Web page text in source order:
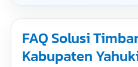
FAQ Solusi
Kabupaten